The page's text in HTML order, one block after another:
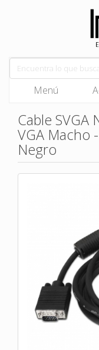
Menú
Cable SVGA
VGA Macho
Negro